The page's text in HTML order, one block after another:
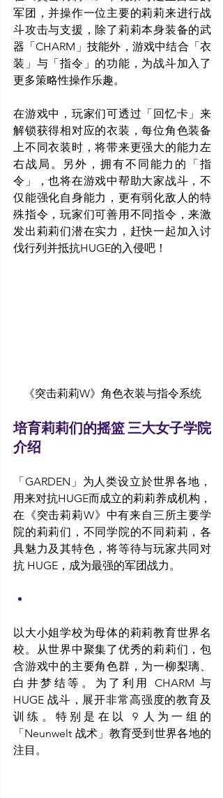
军团，并操作一位主要的莉莉来进行战
斗攻击与支援，除了莉莉本身装备的武
器「CHARM」技能外，游戏中结合「衣
装」与「指令」的功能，为战斗加入了
更多策略性操作乐趣。
在游戏中，玩家们可透过「回忆卡」来
解锁获得相对应的衣装，每位角色装备
上不同衣装时，将带来更强大的能力左
右战局。另外，拥有不同能力的「指
令」，也将在游戏中帮助大家战斗，不
仅能强化自身能力，更有弱化敌人的特
殊指令，玩家们可善用不同指令，来激
发出莉莉们潜在实力，赶快一起加入讨
伐行列并抵抗HUGE的入侵吧！
《突击莉莉W》角色衣装与指令系统
培育莉莉们的摇篮 三大女子学院
介绍
「GARDEN」为人类设立於世界各地，
用来对抗HUGE而成立的莉莉养成机构，
在《突击莉莉W》中有来自三所主要学
院的莉莉们，不同学院的不同莉莉，各
具魅力及其特色，将等待与玩家共同对
抗 HUGE，成为最强的军团战力。
以大小姐学校为母体的莉莉教育世界名
校。从世界中聚集了优秀的莉莉们，包
含游戏中的主要角色群，为一柳梨璃、
白井梦结等。为了利用 CHARM 与
HUGE 战斗，展开非常高强度的教育及
训练。特别是在以 9 人为一组的
「Neunwelt 战术」教育受到世界各地的
注目。